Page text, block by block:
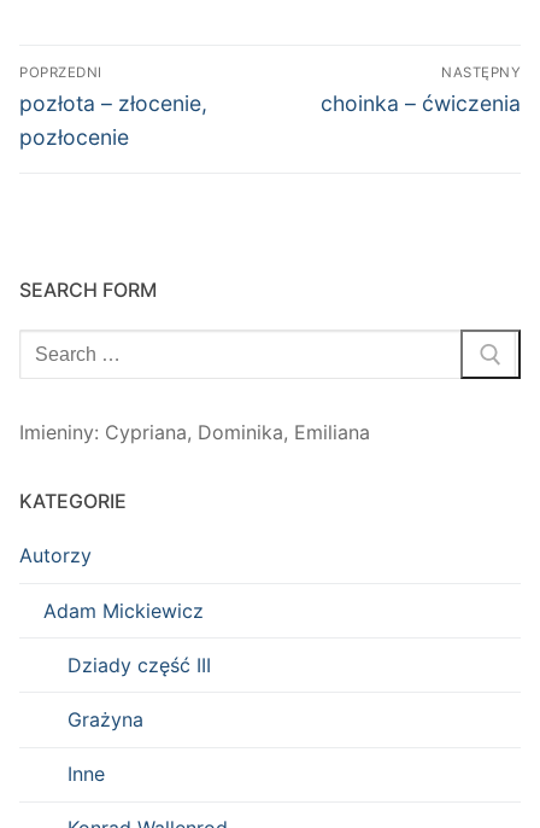
Nawigacja
wpisu
POPRZEDNI
Poprzedni
wpis:
pozłota – złocenie,
pozłocenie
NASTĘPNY
Następny
choinka – ćwiczenia
SEARCH FORM
Szukaj:
Imieniny: Cypriana, Dominika, Emiliana
KATEGORIE
Autorzy
Adam Mickiewicz
Dziady część III
Grażyna
Inne